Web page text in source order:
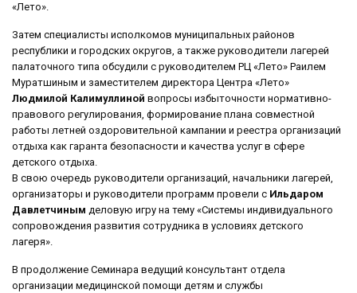
«Лето».
Затем специалисты исполкомов муниципальных районов
республики и городских округов, а также руководители лагерей
палаточного типа обсудили с руководителем РЦ «Лето» Раилем
Муратшиным и заместителем директора Центра «Лето»
Людмилой Калимуллиной вопросы избыточности нормативно-
правового регулирования, формирование плана совместной
работы летней оздоровительной кампании и реестра организаций
отдыха как гаранта безопасности и качества услуг в сфере
детского отдыха.
В свою очередь руководители организаций, начальники лагерей,
организаторы и руководители программ провели с Ильдаром
Давлетчиным деловую игру на тему «Системы индивидуального
сопровождения развития сотрудника в условиях детского
лагеря».
В продолжение Семинара ведущий консультант отдела
организации медицинской помощи детям и службы